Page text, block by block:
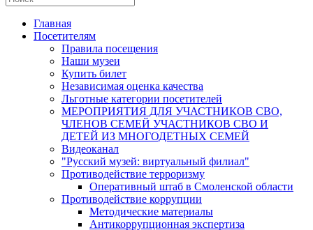
Главная
Посетителям
Правила посещения
Наши музеи
Купить билет
Независимая оценка качества
Льготные категории посетителей
МЕРОПРИЯТИЯ ДЛЯ УЧАСТНИКОВ СВО,
ЧЛЕНОВ СЕМЕЙ УЧАСТНИКОВ СВО И
ДЕТЕЙ ИЗ МНОГОДЕТНЫХ СЕМЕЙ
Видеоканал
"Русский музей: виртуальный филиал"
Противодействие терроризму
Оперативный штаб в Смоленской области
Противодействие коррупции
Методические материалы
Антикоррупционная экспертиза